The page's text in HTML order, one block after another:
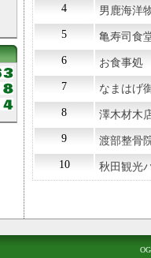
4 男鹿海洋
5 亀寿司食
6 お食事処
7 なまはげ
8 澤木材木
9 渡部整骨
10 秋田観光